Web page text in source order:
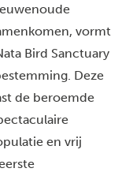
vormt
Bird Sanctuary
Deze
de beroemde
en vrij